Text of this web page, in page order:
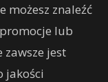
możesz znaleźć
lub
zawsze jest
jakości